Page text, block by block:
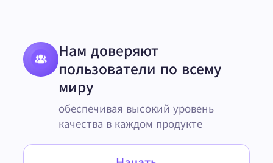
Нам доверяют
пользователи по всему
миру
обеспечивая высокий уровень
качества в каждом продукте